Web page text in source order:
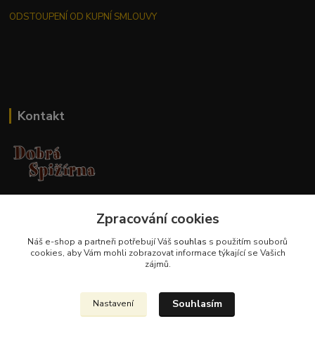
ODSTOUPENÍ OD KUPNÍ SMLOUVY
Kontakt
+420 737 551 994
obchod@dobraspizirna.cz
Zpracování cookies
Náš e-shop a partneři potřebují Váš souhlas s použitím souborů
cookies, aby Vám mohli zobrazovat informace týkající se Vašich
zájmů.
Nastavení Souhlasím